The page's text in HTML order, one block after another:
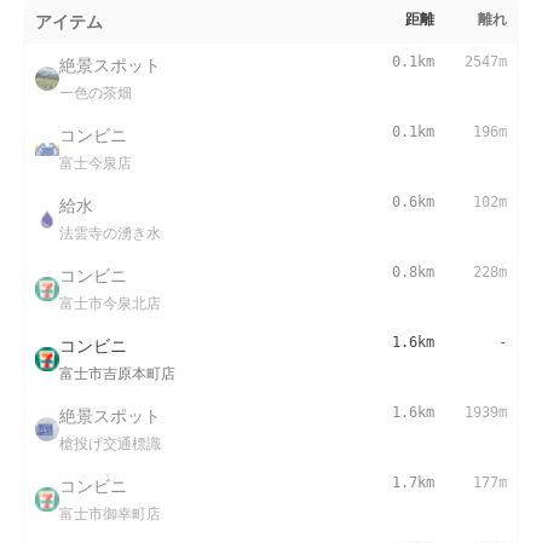
アイテム 距離 離れ
絶景スポット
一色の茶畑
0.1km 2547m
コンビニ
富士今泉店
0.1km 196m
給水
法雲寺の湧き水
0.6km 102m
コンビニ
富士市今泉北店
0.8km 228m
コンビニ
富士市吉原本町店
1.6km -
絶景スポット
槍投げ交通標識
1.6km 1939m
コンビニ
富士市御幸町店
1.7km 177m